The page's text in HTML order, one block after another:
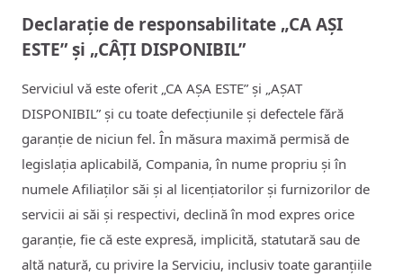
Declarație de responsabilitate „CA AȘI
ESTE” și „CÂȚI DISPONIBIL”
Serviciul vă este oferit „CA AȘA ESTE” și „AȘAT
DISPONIBIL” și cu toate defecțiunile și defectele fără
garanție de niciun fel. În măsura maximă permisă de
legislația aplicabilă, Compania, în nume propriu și în
numele Afiliaților săi și al licențiatorilor și furnizorilor de
servicii ai săi și respectivi, declină în mod expres orice
garanție, fie că este expresă, implicită, statutară sau de
altă natură, cu privire la Serviciu, inclusiv toate garanțiile